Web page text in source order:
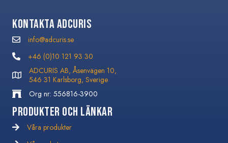
Kontakta Adcuris
info@adcuris.se
info@adcuris.se
+46 (0)10 121 93 30
+46 (0)10 121 93 30
ADCURIS AB, Åsenvägen 10,
546 31 Karlsborg, Sverige
Org nr: 556816-3900
Produkter och Länkar
Våra produkter